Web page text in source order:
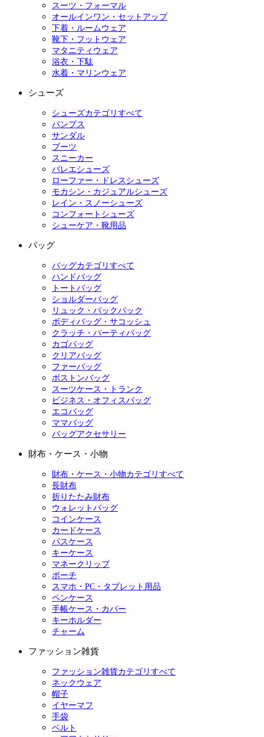
スーツ・フォーマル
オールインワン・セットアップ
下着・ルームウェア
靴下・フットウェア
マタニティウェア
浴衣・下駄
水着・マリンウェア
シューズ
シューズカテゴリすべて
パンプス
サンダル
ブーツ
スニーカー
バレエシューズ
ローファー・ドレスシューズ
モカシン・カジュアルシューズ
レイン・スノーシューズ
コンフォートシューズ
シューケア・靴用品
バッグ
バッグカテゴリすべて
ハンドバッグ
トートバッグ
ショルダーバッグ
リュック・バックパック
ボディバッグ・サコッシュ
クラッチ・パーティバッグ
カゴバッグ
クリアバッグ
ファーバッグ
ボストンバッグ
スーツケース・トランク
ビジネス・オフィスバッグ
エコバッグ
ママバッグ
バッグアクセサリー
財布・ケース・小物
財布・ケース・小物カテゴリすべて
長財布
折りたたみ財布
ウォレットバッグ
コインケース
カードケース
パスケース
キーケース
マネークリップ
ポーチ
スマホ・PC・タブレット用品
ペンケース
手帳ケース・カバー
キーホルダー
チャーム
ファッション雑貨
ファッション雑貨カテゴリすべて
ネックウェア
帽子
イヤーマフ
手袋
ベルト